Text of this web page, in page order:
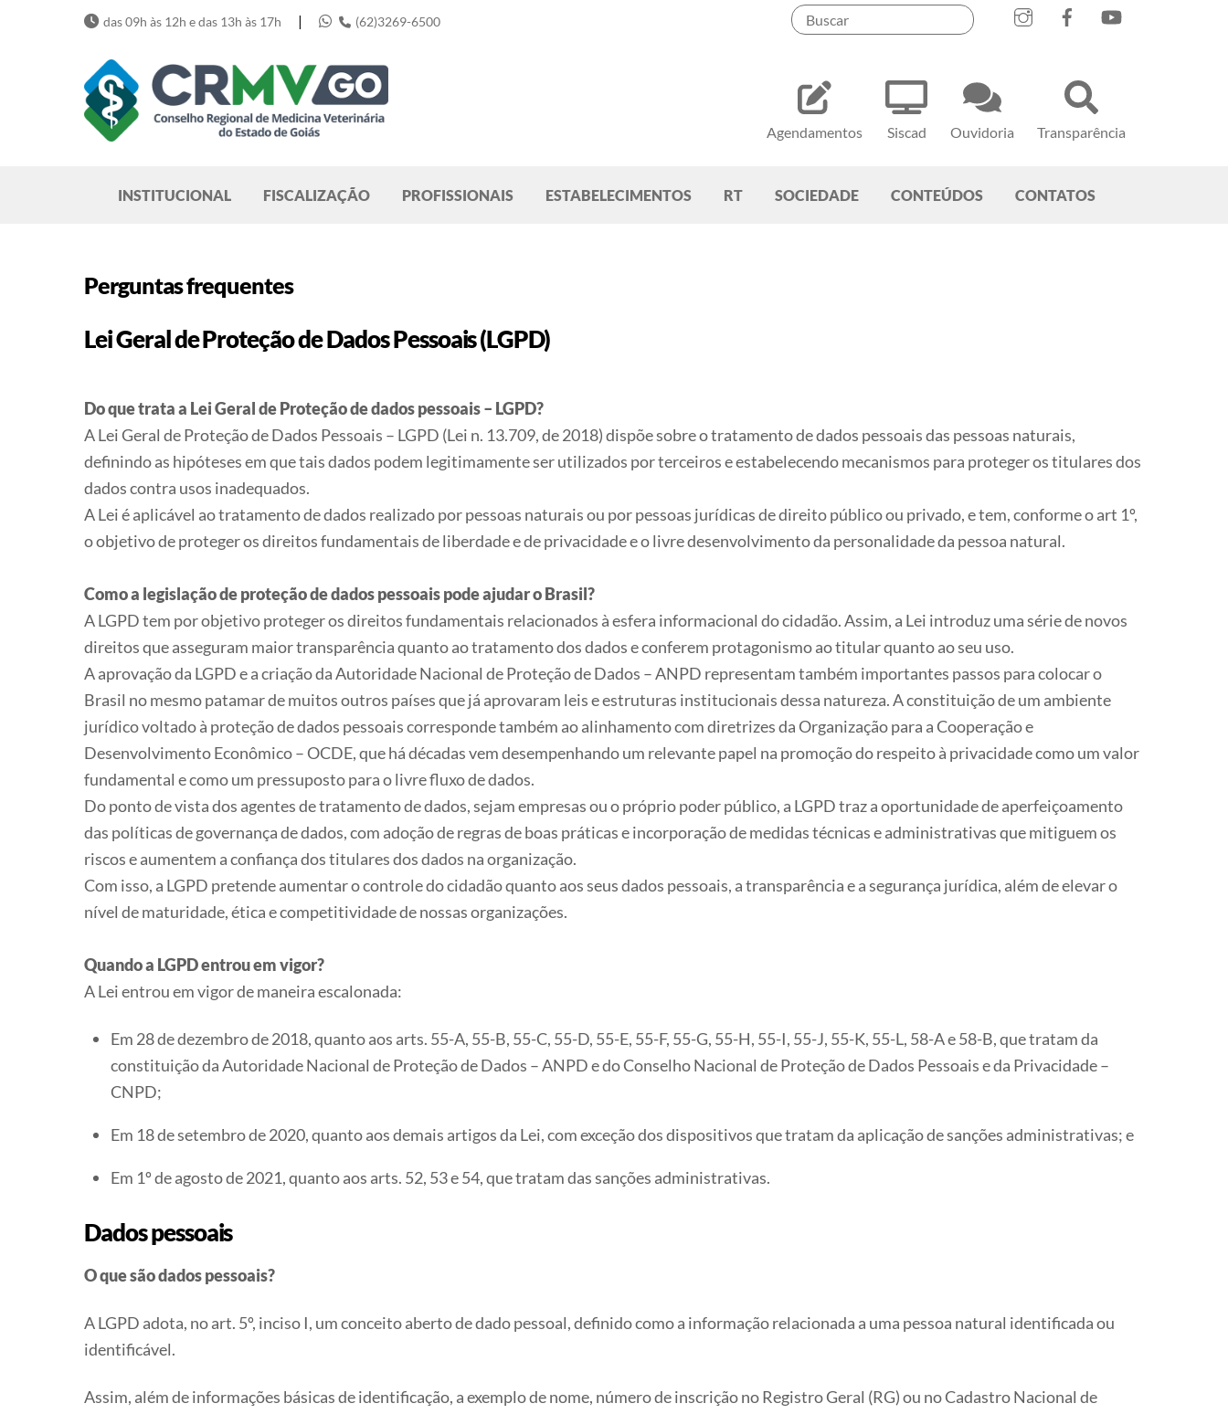
Agendamentos Siscad Ouvidoria Transparência
das 09h às 12h e das 13h às 17h | (62)3269-6500
INSTITUCIONAL FISCALIZAÇÃO PROFISSIONAIS ESTABELECIMENTOS RT SOCIEDADE CONTEÚDOS CONTATOS
Perguntas frequentes
Lei Geral de Proteção de Dados Pessoais (LGPD)
Do que trata a Lei Geral de Proteção de dados pessoais – LGPD?
A Lei Geral de Proteção de Dados Pessoais – LGPD (Lei n. 13.709, de 2018) dispõe sobre o tratamento de dados pessoais das pessoas naturais,
definindo as hipóteses em que tais dados podem legitimamente ser utilizados por terceiros e estabelecendo mecanismos para proteger os titulares dos
dados contra usos inadequados.
A Lei é aplicável ao tratamento de dados realizado por pessoas naturais ou por pessoas jurídicas de direito público ou privado, e tem, conforme o art 1º,
o objetivo de proteger os direitos fundamentais de liberdade e de privacidade e o livre desenvolvimento da personalidade da pessoa natural.
Como a legislação de proteção de dados pessoais pode ajudar o Brasil?
A LGPD tem por objetivo proteger os direitos fundamentais relacionados à esfera informacional do cidadão. Assim, a Lei introduz uma série de novos
direitos que asseguram maior transparência quanto ao tratamento dos dados e conferem protagonismo ao titular quanto ao seu uso.
A aprovação da LGPD e a criação da Autoridade Nacional de Proteção de Dados – ANPD representam também importantes passos para colocar o
Brasil no mesmo patamar de muitos outros países que já aprovaram leis e estruturas institucionais dessa natureza. A constituição de um ambiente
jurídico voltado à proteção de dados pessoais corresponde também ao alinhamento com diretrizes da Organização para a Cooperação e
Desenvolvimento Econômico – OCDE, que há décadas vem desempenhando um relevante papel na promoção do respeito à privacidade como um valor
fundamental e como um pressuposto para o livre fluxo de dados.
Do ponto de vista dos agentes de tratamento de dados, sejam empresas ou o próprio poder público, a LGPD traz a oportunidade de aperfeiçoamento
das políticas de governança de dados, com adoção de regras de boas práticas e incorporação de medidas técnicas e administrativas que mitiguem os
riscos e aumentem a confiança dos titulares dos dados na organização.
Com isso, a LGPD pretende aumentar o controle do cidadão quanto aos seus dados pessoais, a transparência e a segurança jurídica, além de elevar o
nível de maturidade, ética e competitividade de nossas organizações.
Quando a LGPD entrou em vigor?
A Lei entrou em vigor de maneira escalonada:
Em 28 de dezembro de 2018, quanto aos arts. 55-A, 55-B, 55-C, 55-D, 55-E, 55-F, 55-G, 55-H, 55-I, 55-J, 55-K, 55-L, 58-A e 58-B, que tratam da
constituição da Autoridade Nacional de Proteção de Dados – ANPD e do Conselho Nacional de Proteção de Dados Pessoais e da Privacidade –
CNPD;
Em 18 de setembro de 2020, quanto aos demais artigos da Lei, com exceção dos dispositivos que tratam da aplicação de sanções administrativas; e
Em 1º de agosto de 2021, quanto aos arts. 52, 53 e 54, que tratam das sanções administrativas.
Dados pessoais
O que são dados pessoais?
A LGPD adota, no art. 5º, inciso I, um conceito aberto de dado pessoal, definido como a informação relacionada a uma pessoa natural identificada ou
identificável.
Assim, além de informações básicas de identificação, a exemplo de nome, número de inscrição no Registro Geral (RG) ou no Cadastro Nacional de